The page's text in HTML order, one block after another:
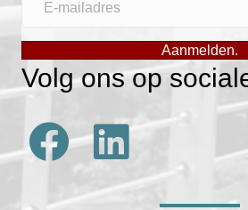
m
m
a
i
d
Aanmelden.
Volg ons op